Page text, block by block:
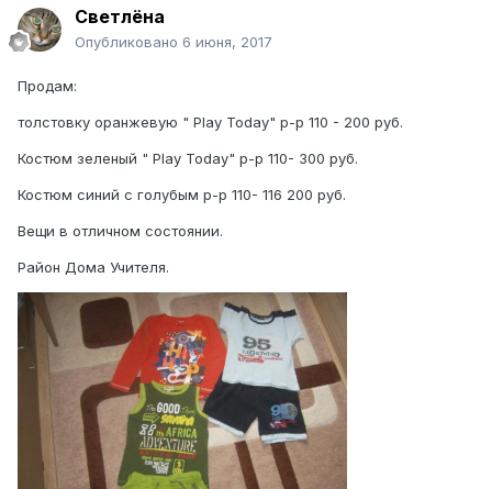
Светлёна
Опубликовано 6 июня, 2017
Продам:
толстовку оранжевую " Play Today" р-р 110 - 200 руб.
Костюм зеленый " Play Today" р-р 110- 300 руб.
Костюм синий с голубым р-р 110- 116 200 руб.
Вещи в отличном состоянии.
Район Дома Учителя.